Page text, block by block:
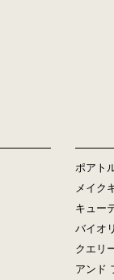
ポアト
メイク
キュー
バイオ
クエリ
アンド